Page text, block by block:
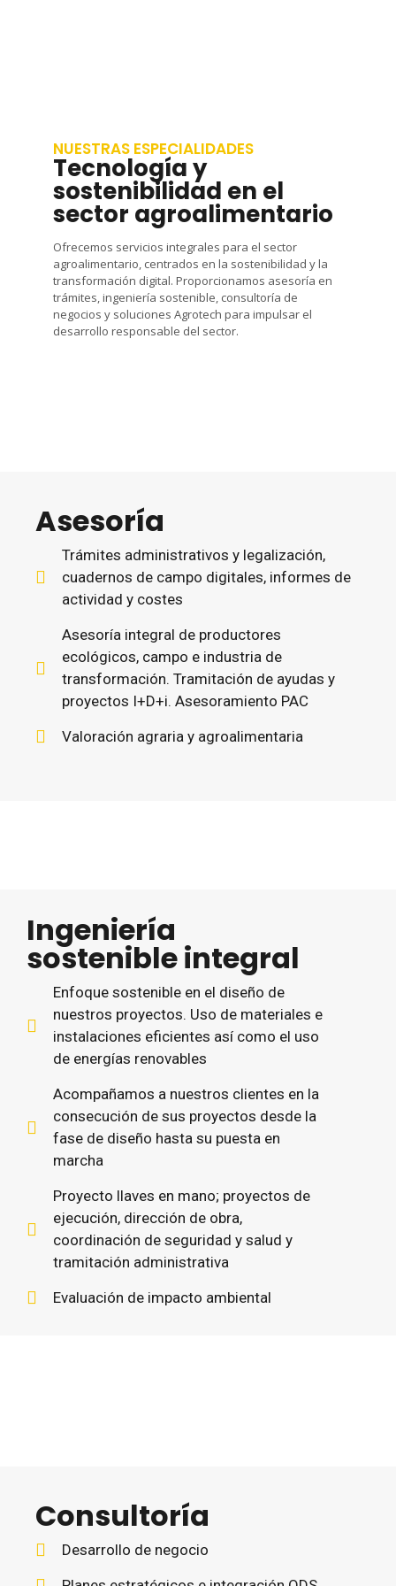
NUESTRAS ESPECIALIDADES
Tecnología y
sostenibilidad en el
sector agroalimentario
Ofrecemos servicios integrales para el sector
agroalimentario, centrados en la sostenibilidad y la
transformación digital. Proporcionamos asesoría en
trámites, ingeniería sostenible, consultoría de
negocios y soluciones Agrotech para impulsar el
desarrollo responsable del sector.
Asesoría
Trámites administrativos y legalización,
cuadernos de campo digitales, informes de
actividad y costes
Asesoría integral de productores
ecológicos, campo e industria de
transformación. Tramitación de ayudas y
proyectos I+D+i. Asesoramiento PAC
Valoración agraria y agroalimentaria
Ingeniería
sostenible integral
Enfoque sostenible en el diseño de
nuestros proyectos. Uso de materiales e
instalaciones eficientes así como el uso
de energías renovables
Acompañamos a nuestros clientes en la
consecución de sus proyectos desde la
fase de diseño hasta su puesta en
marcha
Proyecto llaves en mano; proyectos de
ejecución, dirección de obra,
coordinación de seguridad y salud y
tramitación administrativa
Evaluación de impacto ambiental
Consultoría
Desarrollo de negocio